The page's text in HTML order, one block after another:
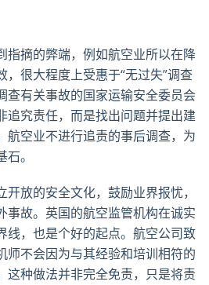
指摘的弊端，例如航空业所以在降
很大程度上受惠于“无过失”调查
查有关事故的国家运输安全委员会
追究责任，而是找出问题并提出建
航空业不进行追责的事后调查，为
。
放的安全文化，鼓励业界报忧，
事故。英国的航空监管机构在诚实
线，也是个好的起点。航空公司致
师不会因为与其经验和培训相符的
这种做法并非完全免责，只是将责